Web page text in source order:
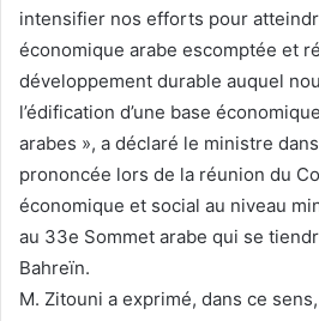
intensifier nos efforts pour
économique arabe escomptée et
développement durable auquel
l’édification d’une base
arabes », a déclaré le ministre
prononcée lors de la réunion du
économique et social au niveau
au 33e Sommet arabe qui se
Bahreïn.
M. Zitouni a exprimé, dans ce